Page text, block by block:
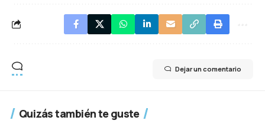
Dejar un comentario
Quizás también te guste